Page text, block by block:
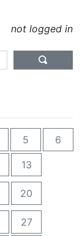
not logged in
5 6
13
20
27